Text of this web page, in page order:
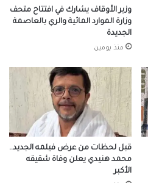
وزير الأوقاف يشارك في افتتاح متحف
وزارة الموارد المائية والري بالعاصمة
الجديدة
منذ يومين
قبل لحظات من عرض فيلمه الجديد..
محمد هنيدي يعلن وفاة شقيقه
الأكبر